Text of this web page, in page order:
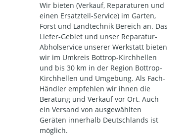
Wir bieten (Verkauf, Reparaturen und
einen Ersatzteil-Service) im Garten,
Forst und Landtechnik Bereich an. Das
Liefer-Gebiet und unser Reparatur-
Abholservice unserer Werkstatt bieten
wir im Umkreis Bottrop-Kirchhellen
und bis 30 km in der Region Bottrop-
Kirchhellen und Umgebung. Als Fach-
Händler empfehlen wir ihnen die
Beratung und Verkauf vor Ort. Auch
ein Versand von ausgewählten
Geräten innerhalb Deutschlands ist
möglich.